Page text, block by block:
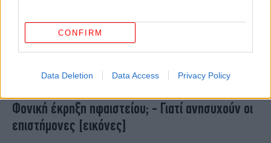
CONFIRM
Data Deletion Data Access Privacy Policy
Φονική έκρηξη ηφαιστείου; - Γιατί ανησυχούν οι
επιστήμονες [εικόνες]